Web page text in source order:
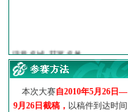
【诗意·名城】地铁展示作...
诗意名城·地铁时间
·地铁完美呈现【诗意·名城...
参赛作品多达5000多首
本次大赛自2010年5月26日—
9月26日截稿， 以稿件到达时间